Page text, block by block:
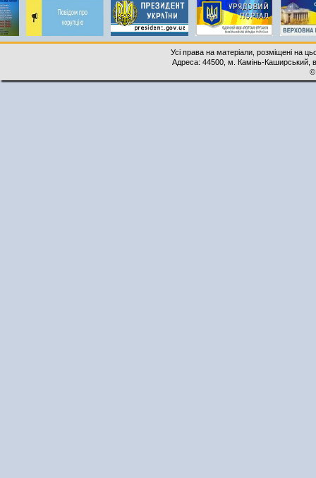
Усі права на матеріали, розміщені на
Адреса: 44500, м. Камінь-Каширський,
©